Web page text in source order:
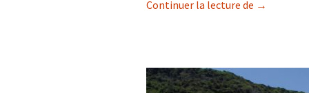
Continuer la lecture de Séjour
→